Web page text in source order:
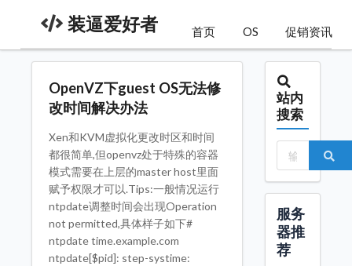
装逼爱好者 首页 OS 促销资讯
OpenVZ下guest OS无法修
改时间解决办法
Xen和KVM虚拟化更改时区和时间
都很简单,但openvz处于特殊的容器
模式需要在上层的master host里面
赋予权限才可以.Tips:一般情况运行
ntpdate调整时间会出现Operation
not permitted,具体样子如下#
ntpdate time.example.com
ntpdate[$pid]: step-systime:
站内
搜索
服务
器推
荐